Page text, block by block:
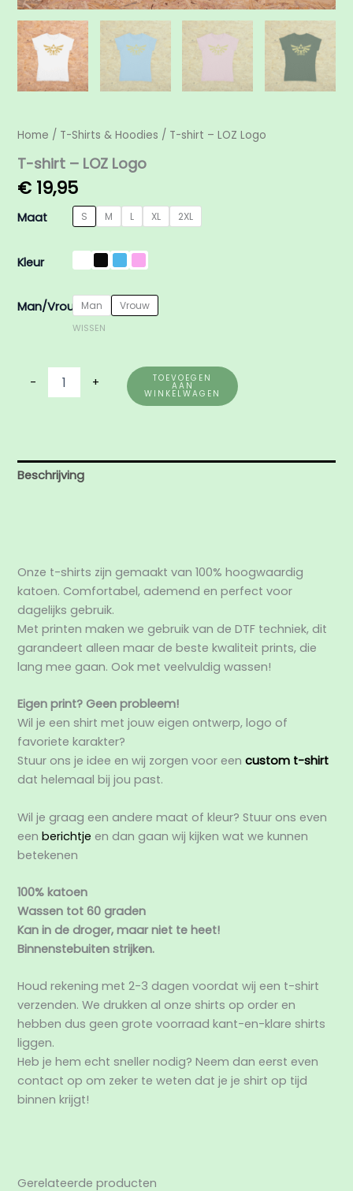
Home / T-Shirts & Hoodies / T-shirt – LOZ Logo
T-shirt – LOZ Logo
€ 19,95
Maat S M L XL 2XL
Kleur
Man/VrouwMan Vrouw
WISSEN
- + TOEVOEGEN
AAN
WINKELWAGEN
Beschrijving
Onze t-shirts zijn gemaakt van 100% hoogwaardig
katoen. Comfortabel, ademend en perfect voor
dagelijks gebruik.
Met printen maken we gebruik van de DTF techniek, dit
garandeert alleen maar de beste kwaliteit prints, die
lang mee gaan. Ook met veelvuldig wassen!
Eigen print? Geen probleem!
Wil je een shirt met jouw eigen ontwerp, logo of
favoriete karakter?
Stuur ons je idee en wij zorgen voor eencustom t-shirt
dat helemaal bij jou past.
Wil je graag een andere maat of kleur? Stuur ons even
eenberichtje en dan gaan wij kijken wat we kunnen
betekenen
100% katoen
Wassen tot 60 graden
Kan in de droger, maar niet te heet!
Binnenstebuiten strijken.
Houd rekening met 2-3 dagen voordat wij een t-shirt
verzenden. We drukken al onze shirts op order en
hebben dus geen grote voorraad kant-en-klare shirts
liggen.
Heb je hem echt sneller nodig? Neem dan eerst even
contact op om zeker te weten dat je je shirt op tijd
binnen krijgt!
Gerelateerde producten